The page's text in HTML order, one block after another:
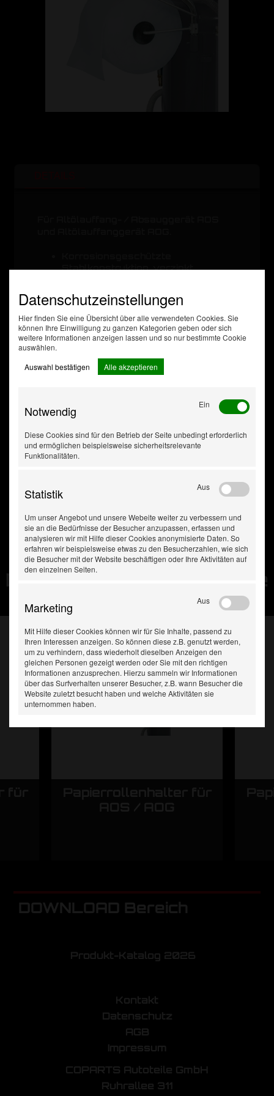
Stahlkonstruktion, verzinkt
geeignet
Diese Produkte haben Sie
zuletzt gesehen:
DOWNLOAD Bereich
Produkt-Katalog 2026
Kontakt
Datenschutz
AGB
Impressum
COPARTS Autoteile GmbH
Ruhrallee 311
Datenschutzeinstellungen
Hier finden Sie eine Übersicht über alle verwendeten Cookies. Sie
können Ihre Einwilligung zu ganzen Kategorien geben oder sich
weitere Informationen anzeigen lassen und so nur bestimmte Cookie
auswählen.
Auswahl bestätigen
Alle akzeptieren
Notwendig Ein
Diese Cookies sind für den Betrieb der Seite unbedingt erforderlich
und ermöglichen beispielsweise sicherheitsrelevante
Funktionalitäten.
Statistik Aus
Um unser Angebot und unsere Webeite weiter zu verbessern und
sie an die Bedürfnisse der Besucher anzupassen, erfassen und
analysieren wir mit Hilfe dieser Cookies anonymisierte Daten. So
erfahren wir beispielsweise etwas zu den Besucherzahlen, wie sich
die Besucher mit der Website beschäftigen oder Ihre Aktivitäten auf
den einzelnen Seiten.
Marketing Aus
Mit Hilfe dieser Cookies können wir für Sie Inhalte, passend zu
Ihren Interessen anzeigen. So können diese z.B. genutzt werden,
um zu verhindern, dass wiederholt dieselben Anzeigen den
gleichen Personen gezeigt werden oder Sie mit den richtigen
Informationen anzusprechen. Hierzu sammeln wir Informationen
über das Surfverhalten unserer Besucher, z.B. wann Besucher die
Website zuletzt besucht haben und welche Aktivitäten sie
unternommen haben.